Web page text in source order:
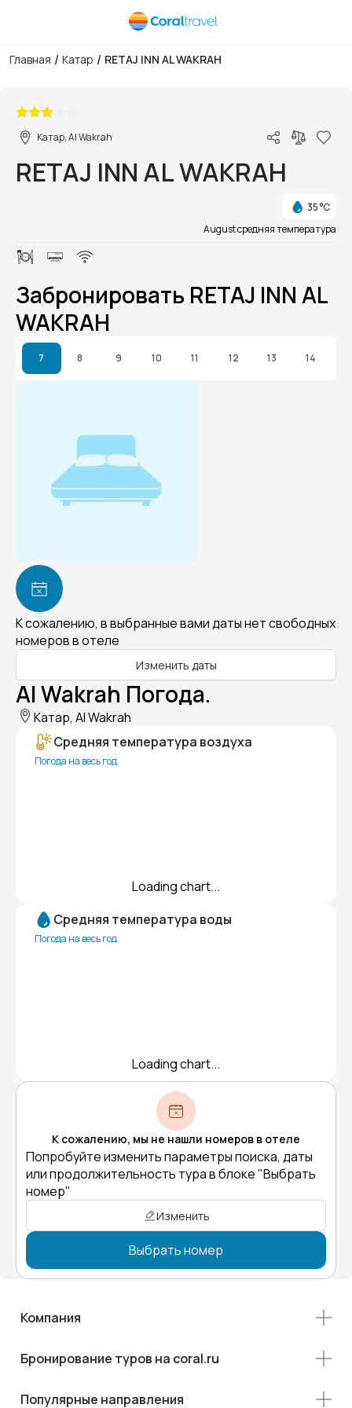
Главная / Катар / RETAJ INN AL WAKRAH
Катар, Al Wakrah
RETAJ INN AL WAKRAH
35 °C
August средняя температура
Забронировать RETAJ INN AL
WAKRAH
7 8 9 10 11 12 13 14
К сожалению, в выбранные вами даты нет свободных
номеров в отеле
Изменить даты
Al Wakrah Погода.
Катар, Al Wakrah
Средняя температура воздуха
Погода на весь год
Loading chart...
Средняя температура воды
Погода на весь год
Loading chart...
К сожалению, мы не нашли номеров в отеле
Попробуйте изменить параметры поиска, даты
или продолжительность тура в блоке "Выбрать
номер"
Изменить
Выбрать номер
Компания
Бронирование туров на coral.ru
Популярные направления